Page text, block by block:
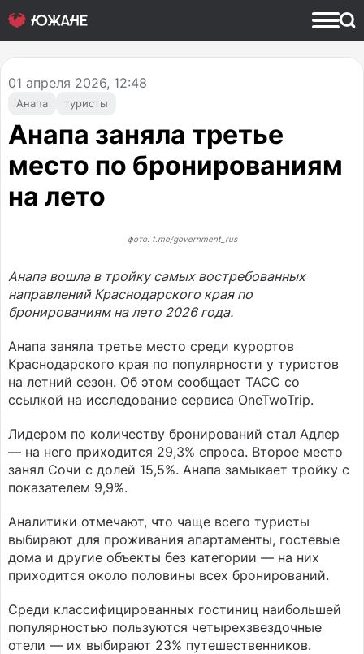
Анапа туристы
01 апреля 2026, 12:48
Анапа заняла третье
место по бронированиям
на лето
фото: t.me/government_rus
Анапа вошла в тройку самых востребованных
направлений Краснодарского края по
бронированиям на лето 2026 года.
Анапа заняла третье место среди курортов
Краснодарского края по популярности у туристов
на летний сезон. Об этом сообщает ТАСС со
ссылкой на исследование сервиса OneTwoTrip.
Лидером по количеству бронирований стал Адлер
— на него приходится 29,3% спроса. Второе место
занял Сочи с долей 15,5%. Анапа замыкает тройку с
показателем 9,9%.
Аналитики отмечают, что чаще всего туристы
выбирают для проживания апартаменты, гостевые
дома и другие объекты без категории — на них
приходится около половины всех бронирований.
Среди классифицированных гостиниц наибольшей
популярностью пользуются четырехзвездочные
отели — их выбирают 23% путешественников.